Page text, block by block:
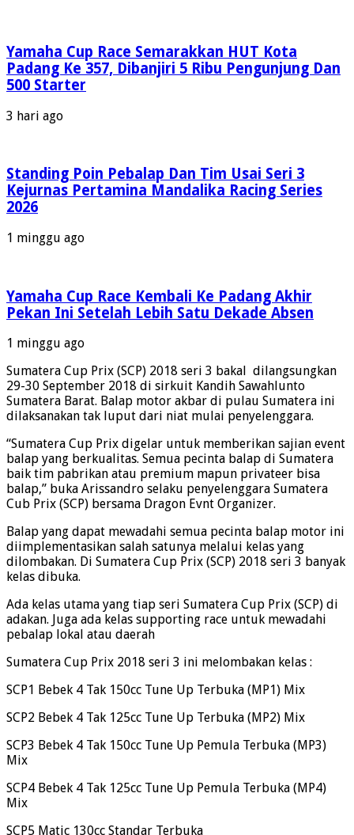
Yamaha Cup Race Semarakkan HUT Kota
Padang Ke 357, Dibanjiri 5 Ribu Pengunjung Dan
500 Starter
3 hari ago
Standing Poin Pebalap Dan Tim Usai Seri 3
Kejurnas Pertamina Mandalika Racing Series
2026
1 minggu ago
Yamaha Cup Race Kembali Ke Padang Akhir
Pekan Ini Setelah Lebih Satu Dekade Absen
1 minggu ago
Sumatera Cup Prix (SCP) 2018 seri 3 bakal dilangsungkan
29-30 September 2018 di sirkuit Kandih Sawahlunto
Sumatera Barat. Balap motor akbar di pulau Sumatera ini
dilaksanakan tak luput dari niat mulai penyelenggara.
“Sumatera Cup Prix digelar untuk memberikan sajian event
balap yang berkualitas. Semua pecinta balap di Sumatera
baik tim pabrikan atau premium mapun privateer bisa
balap,” buka Arissandro selaku penyelenggara Sumatera
Cub Prix (SCP) bersama Dragon Evnt Organizer.
Balap yang dapat mewadahi semua pecinta balap motor ini
diimplementasikan salah satunya melalui kelas yang
dilombakan. Di Sumatera Cup Prix (SCP) 2018 seri 3 banyak
kelas dibuka.
Ada kelas utama yang tiap seri Sumatera Cup Prix (SCP) di
adakan. Juga ada kelas supporting race untuk mewadahi
pebalap lokal atau daerah
Sumatera Cup Prix 2018 seri 3 ini melombakan kelas :
SCP1 Bebek 4 Tak 150cc Tune Up Terbuka (MP1) Mix
SCP2 Bebek 4 Tak 125cc Tune Up Terbuka (MP2) Mix
SCP3 Bebek 4 Tak 150cc Tune Up Pemula Terbuka (MP3)
Mix
SCP4 Bebek 4 Tak 125cc Tune Up Pemula Terbuka (MP4)
Mix
SCP5 Matic 130cc Standar Terbuka